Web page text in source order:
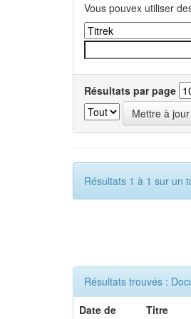
Vous pouvex utiliser
Résultats par page
Résultats 1 à 1 sur un
Résultats trouvés :
Date de
Titre